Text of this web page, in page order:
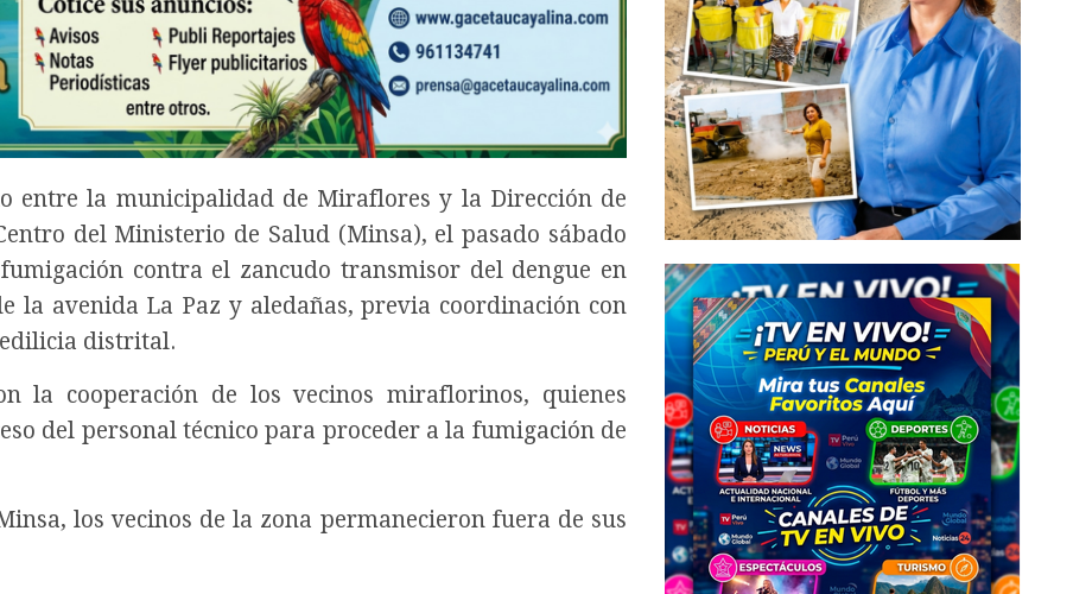
entre la municipalidad de Miraflores y la Dirección de
del Ministerio de Salud (Minsa), el pasado sábado
contra el zancudo transmisor del dengue en
la avenida La Paz y aledañas, previa coordinación con
distrital.
la cooperación de los vecinos miraflorinos, quienes
del personal técnico para proceder a la fumigación de
los vecinos de la zona permanecieron fuera de sus